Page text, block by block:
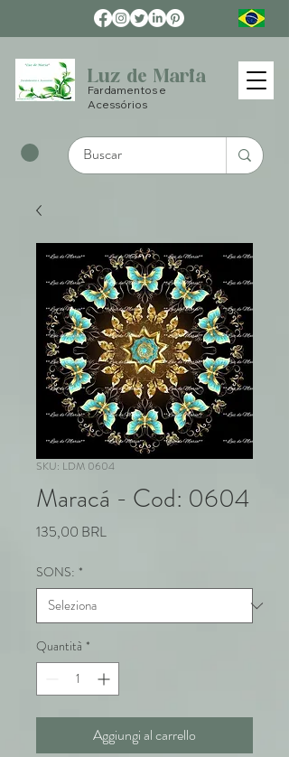
Luz de Maria
Fardamentos e
Acessórios
SKU: LDM 0604
Maracá - Cod: 0604
135,00 BRLPrezzo
SONS: *
Quantità *
Aggiungi al carrello